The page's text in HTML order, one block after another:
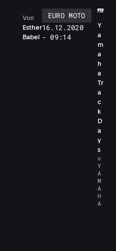
Esther
Babel
Von
EURO MOTO
16.12.2020
- 09:14
Y
a
m
a
h
a
Tr
a
c
k
D
a
y
s
©
Y
A
M
A
H
A